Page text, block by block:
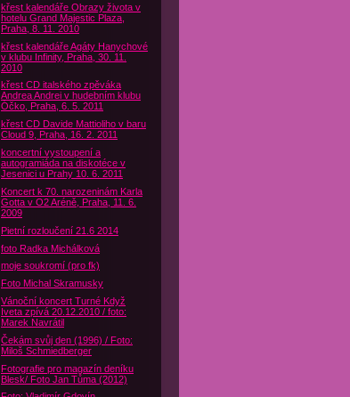
křest kalendáře Obrazy života v
hotelu Grand Majestic Plaza,
Praha, 8. 11. 2010
křest kalendáře Agáty Hanychové
v klubu Infinity, Praha, 30. 11.
2010
křest CD italského zpěváka
Andrea Andrei v hudebním klubu
Óčko, Praha, 6. 5. 2011
křest CD Davide Mattioliho v baru
Cloud 9, Praha, 16. 2. 2011
koncertní vystoupení a
autogramiáda na diskotéce v
Jesenici u Prahy 10. 6. 2011
Koncert k 70. narozeninám Karla
Gotta v O2 Aréně, Praha, 11. 6.
2009
Pietní rozloučení 21.6 2014
foto Radka Michálková
moje soukromí (pro fk)
Foto Michal Skramusky
Vánoční koncert Turné Když
Iveta zpívá 20.12.2010 / foto:
Marek Navrátil
Čekám svůj den (1996) / Foto:
Miloš Schmiedberger
Fotografie pro magazín deníku
Blesk/ Foto Jan Tůma (2012)